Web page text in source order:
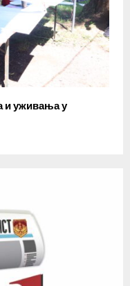
и уживања у